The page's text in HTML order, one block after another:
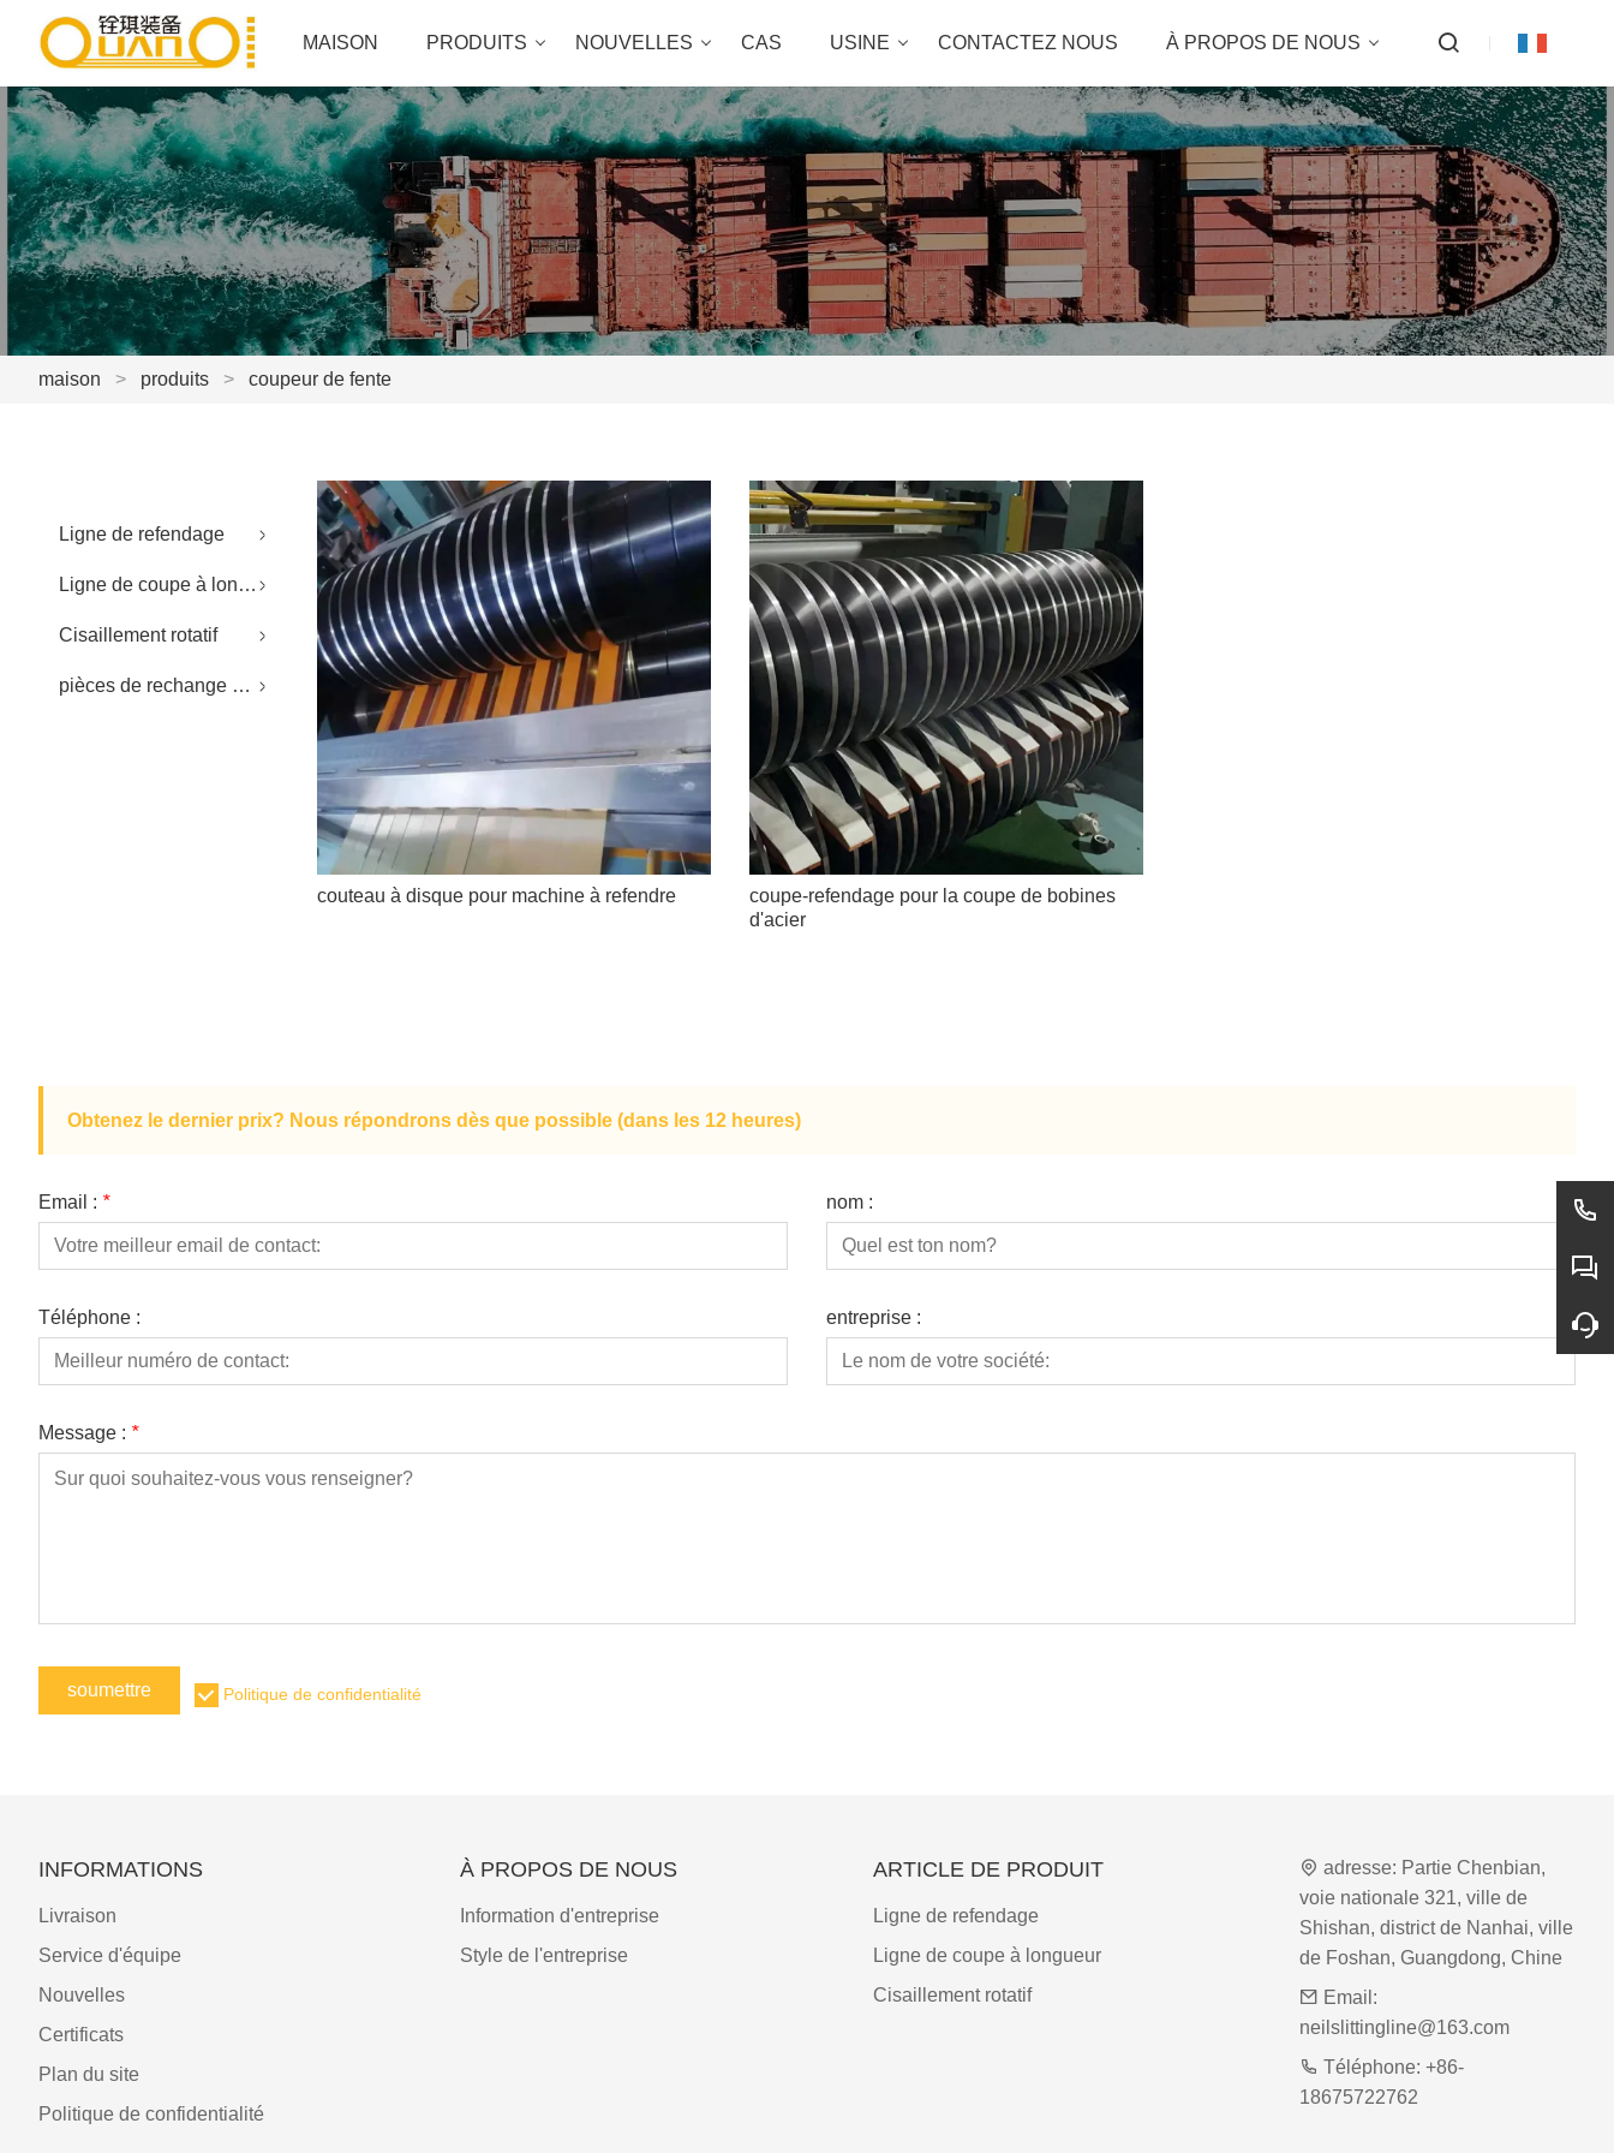
MAISON PRODUITS NOUVELLES CAS USINE CONTACTEZ NOUS À PROPOS DE NOUS
maison > produits > coupeur de fente
Ligne de refendage
Ligne de coupe à longueur
Cisaillement rotatif
pièces de rechange de refendage/CTL
couteau à disque pour machine à refendre
coupe-refendage pour la coupe de bobines
d'acier
Obtenez le dernier prix? Nous répondrons dès que possible (dans les 12 heures)
Email : * nom :
Téléphone : entreprise :
Message : *
soumettre Politique de confidentialité
INFORMATIONS
Livraison
Service d'équipe
Nouvelles
Certificats
Plan du site
Politique de confidentialité
À PROPOS DE NOUS
Information d'entreprise
Style de l'entreprise
ARTICLE DE PRODUIT
Ligne de refendage
Ligne de coupe à longueur
Cisaillement rotatif
adresse: Partie Chenbian,
voie nationale 321, ville de
Shishan, district de Nanhai, ville
de Foshan, Guangdong, Chine
Email:
neilslittingline@163.com
Téléphone: +86-
18675722762